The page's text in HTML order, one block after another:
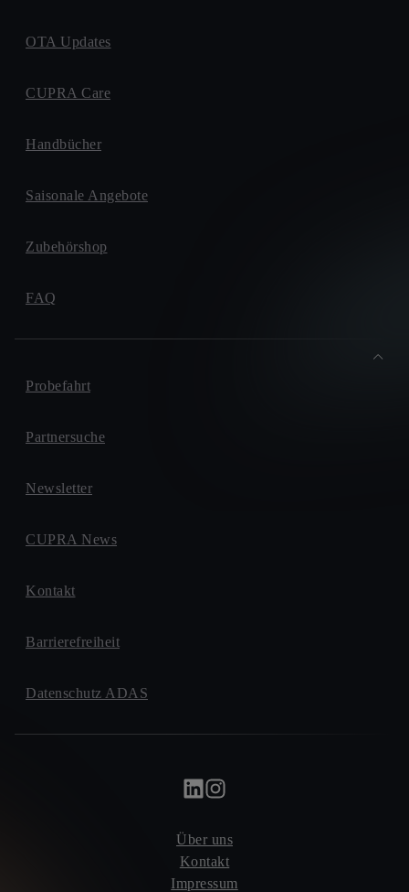
OTA Updates
CUPRA Care
Handbücher
Saisonale Angebote
Zubehörshop
FAQ
Probefahrt
Partnersuche
Newsletter
CUPRA News
Kontakt
Barrierefreiheit
Datenschutz ADAS
Über uns
Kontakt
Impressum